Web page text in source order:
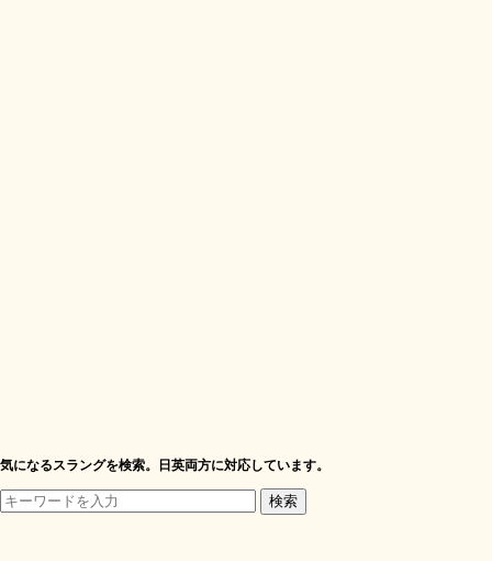
気になるスラングを検索。日英両方に対応しています。